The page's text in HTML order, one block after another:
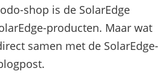
shop is de SolarEdge
producten. Maar wat
samen met de SolarEdge-